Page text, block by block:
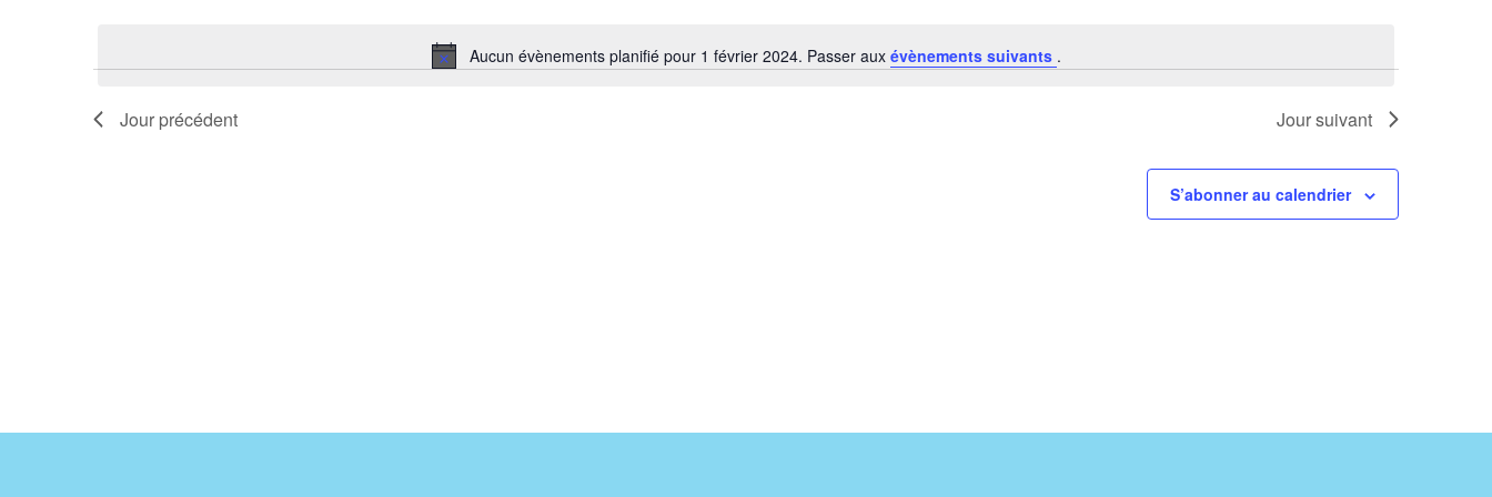
Notice
Aucun évènements planifié pour 1 février 2024. Passer aux évènements suivants .
Jour précédent Jour suivant
S’abonner au calendrier